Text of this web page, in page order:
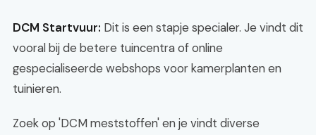
DCM Startvuur: Dit is een stapje specialer. Je vindt dit
vooral bij de betere tuincentra of online
gespecialiseerde webshops voor kamerplanten en
tuinieren.
Zoek op 'DCM meststoffen' en je vindt diverse